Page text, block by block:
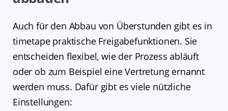
Auch für den Abbau von Überstunden gibt es in
timetape praktische Freigabefunktionen. Sie
entscheiden flexibel, wie der Prozess abläuft
oder ob zum Beispiel eine Vertretung ernannt
werden muss. Dafür gibt es viele nützliche
Einstellungen: